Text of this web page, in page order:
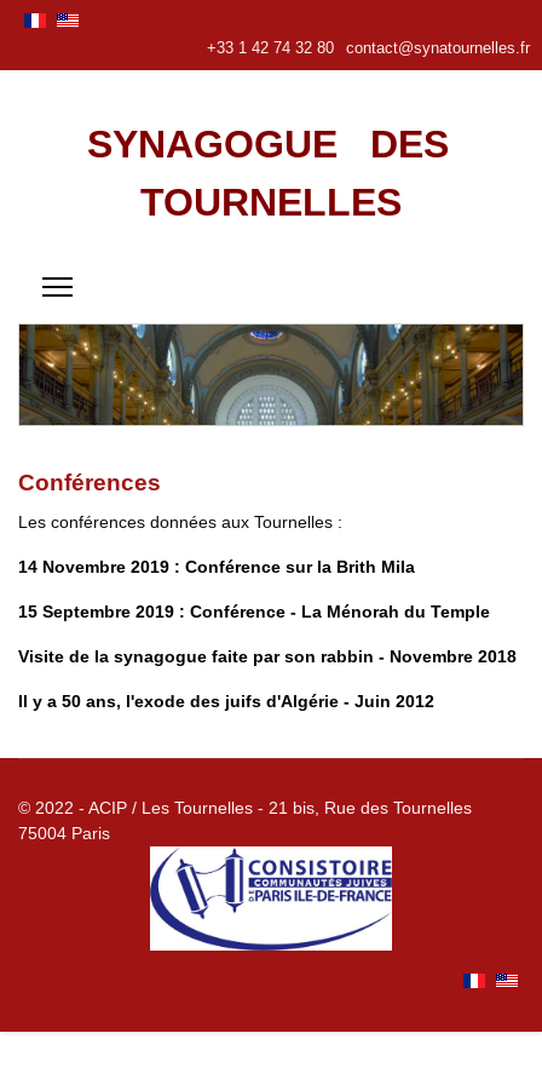
+33 1 42 74 32 80 contact@synatournelles.fr
SYNAGOGUE DES
TOURNELLES
Conférences
Les conférences données aux Tournelles :
14 Novembre 2019 : Conférence sur la Brith Mila
15 Septembre 2019 : Conférence - La Ménorah du Temple
Visite de la synagogue faite par son rabbin - Novembre 2018
Il y a 50 ans, l'exode des juifs d'Algérie - Juin 2012
© 2022 - ACIP / Les Tournelles - 21 bis, Rue des Tournelles
75004 Paris